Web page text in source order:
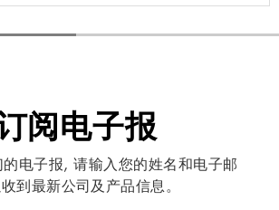
阅电子报
的电子报, 请输入您的姓名和电子邮
到最新公司及产品信息。